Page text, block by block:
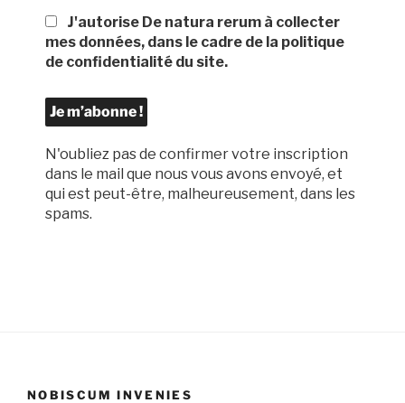
J'autorise De natura rerum à collecter
mes données, dans le cadre de la politique
de confidentialité du site.
N'oubliez pas de confirmer votre inscription
dans le mail que nous vous avons envoyé, et
qui est peut-être, malheureusement, dans les
spams.
NOBISCUM INVENIES